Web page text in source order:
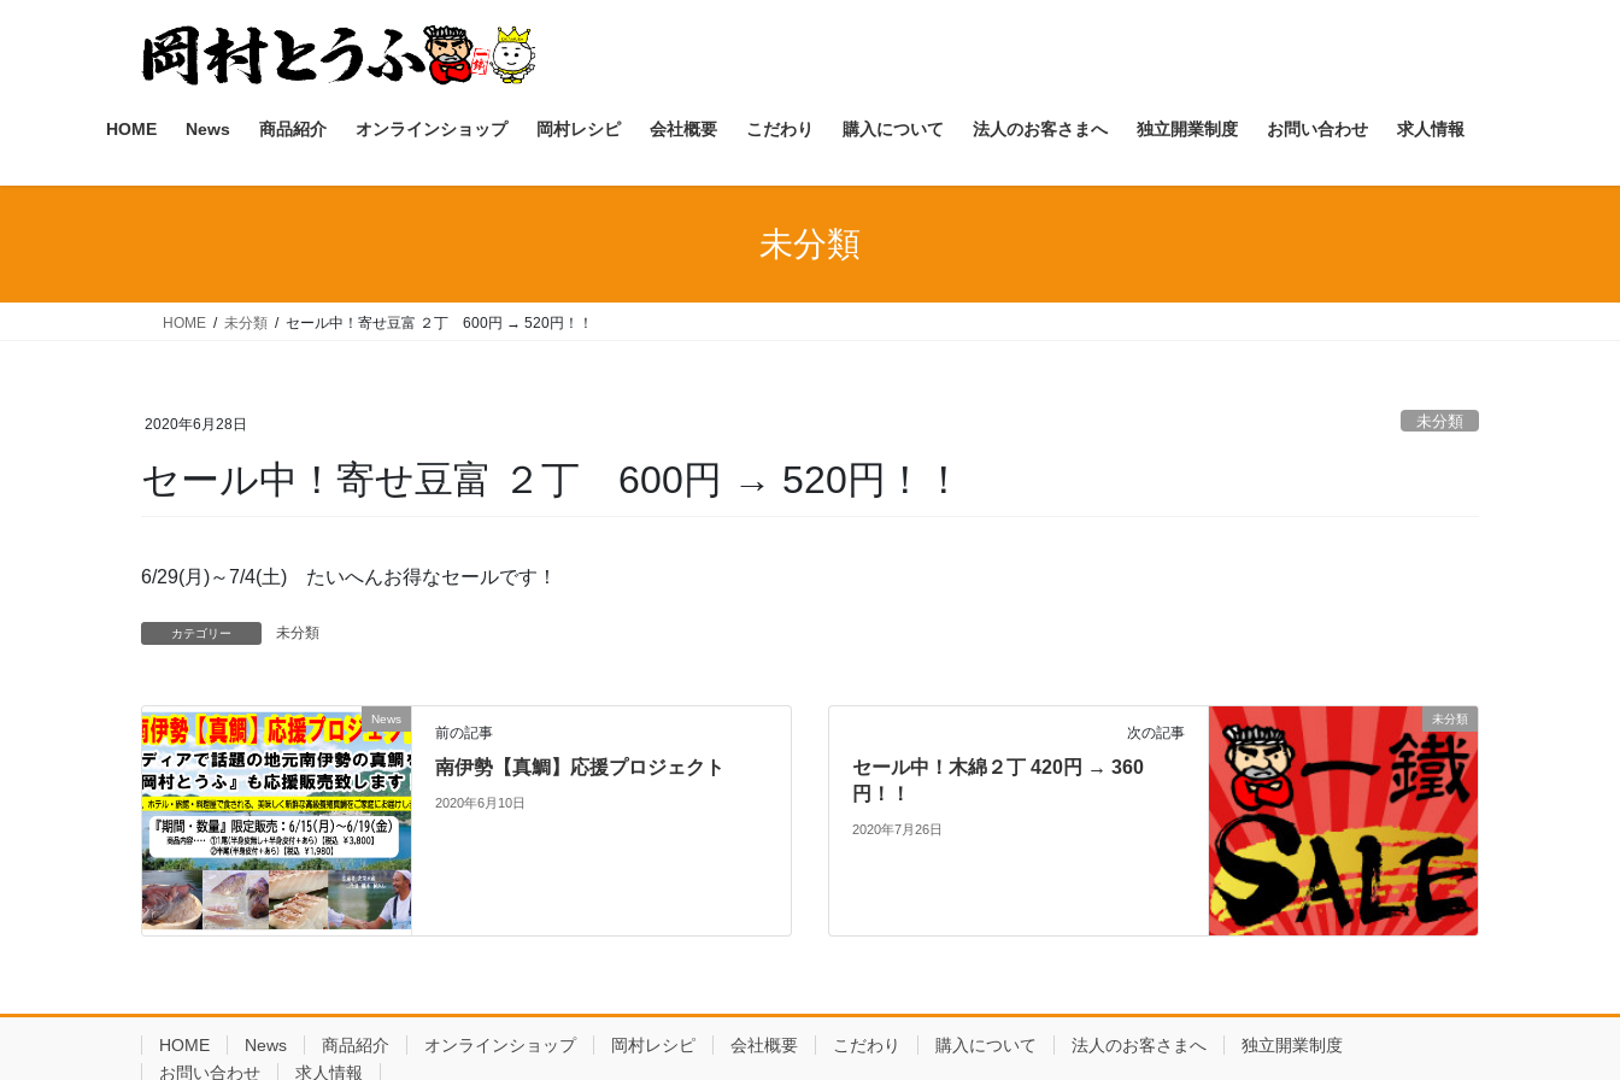
ス
ン
HOME News 商品紹介 オンラインショップ 岡村レシピ 会社概要 こだわり 購入について 法人のお客さまへ 独立開業制度 お問い合わせ 求人情報
未分類
HOME 未分類 セール中！寄せ豆富 ２丁 600円 → 520円！！
2020年6月28日 未分類
セール中！寄せ豆富 ２丁 600円 → 520円！！
6/29(月)～7/4(土) たいへんお得なセールです！
カテゴリー 未分類
News
前の記事
南伊勢【真鯛】応援プロジェクト
2020年6月10日
未分類
次の記事
セール中！木綿２丁 420円 → 360
円！！
2020年7月26日
HOME News 商品紹介 オンラインショップ 岡村レシピ 会社概要 こだわり 購入について 法人のお客さまへ
独立開業制度
お問い合わせ
求人情報